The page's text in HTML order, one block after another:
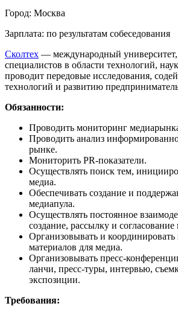
Город: Москва
Зарплата: по результатам собеседования
Сколтех — международный университет,
специалистов в области технологий,
проводит передовые исследования,
технологий и развитию
Обязанности:
Проводить мониторинг
Проводить анализ
рынке.
Мониторить PR-показатели.
Осуществлять поиск тем,
медиа.
Обеспечивать создание и
медиапула.
Осуществлять постоянное
создание, рассылку и согласование
Организовывать и координировать
материалов для медиа.
Организовывать пресс-
ланчи, пресс-туры, интервью,
экспозиции.
Требования: